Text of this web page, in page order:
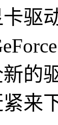
驱
的
来